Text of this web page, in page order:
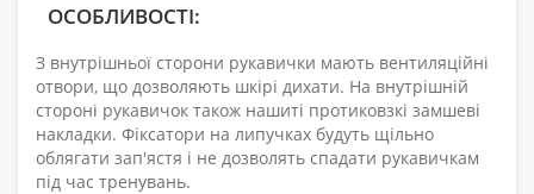
ОСОБЛИВОСТІ:
З внутрішньої сторони рукавички мають вентиляційні
отвори, що дозволяють шкірі дихати. На внутрішній
стороні рукавичок також нашиті протиковзкі замшеві
накладки. Фіксатори на липучках будуть щільно
облягати зап'ястя і не дозволять спадати рукавичкам
під час тренувань.